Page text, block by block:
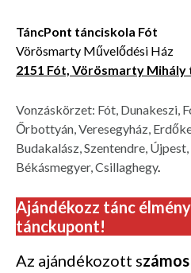
TáncPont tánciskola Fót
Vörösmarty Művelődési Ház
2151 Fót, Vörösmarty Mihály
Vonzáskörzet: Fót, Dunakeszi,
Őrbottyán, Veresegyház,
Budakalász, Szentendre,
Békásmegyer, Csillaghegy.
Ajándékozz tánc
tánckupont!
Az ajándékozott s